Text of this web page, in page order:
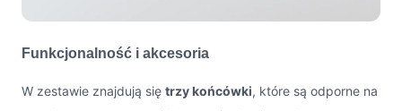
Funkcjonalność i akcesoria
W zestawie znajdują się trzy końcówki, które są odporne na